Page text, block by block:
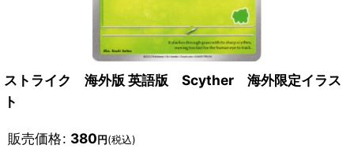
ストライク 海外版 英語版 Scyther 海外限定イラス
ト
販売価格: 380円(税込)